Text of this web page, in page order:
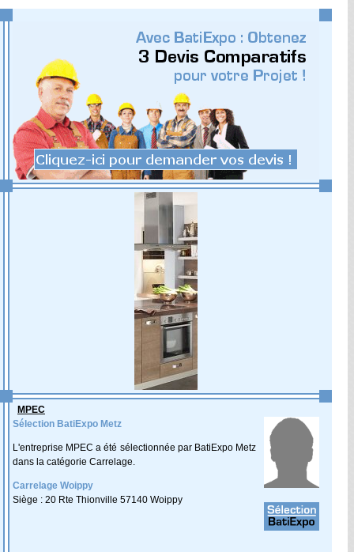
MPEC
Sélection BatiExpo Metz
L'entreprise MPEC a été sélectionnée par BatiExpo Metz
dans la catégorie Carrelage.
Carrelage Woippy
Siège : 20 Rte Thionville 57140 Woippy